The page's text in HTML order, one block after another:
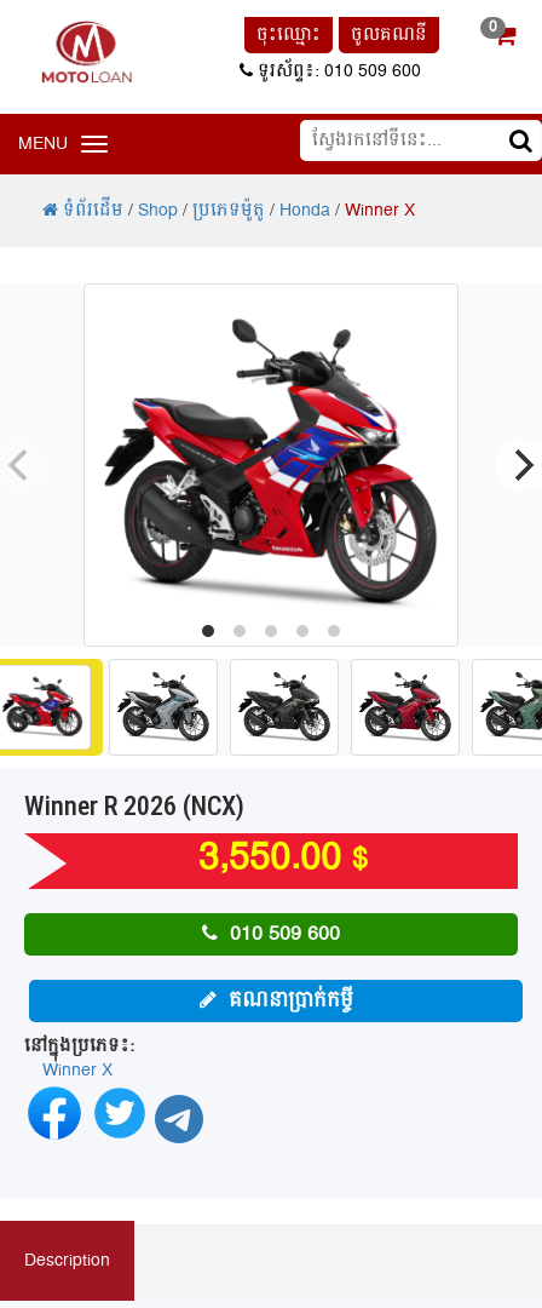
ចូលគណនី
ចុះឈ្មោះ
ទូរស័ព្ទ៖: 010 509 600
0
MENU Toggle navigation
ទំព័រដើម/Shop/ប្រភេទម៉ូតូ /Honda/Winner X
Winner R 2026 (NCX)
3,550.00 $
010 509 600
គណនាប្រាក់កម្ចី
នៅក្នុងប្រភេទ៖:
Winner X
Description